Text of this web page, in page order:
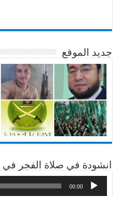
جديد الموقع
انشودة في صلاة الفجر في
00:00